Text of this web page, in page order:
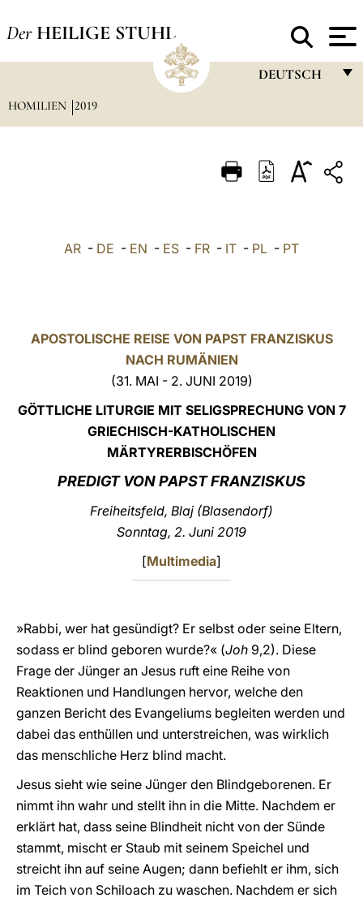
Der HEILIGE STUHL
DEUTSCH
ITALIANO
HOMILIEN 2019
AR - DE - EN - ES - FR - IT - PL - PT
APOSTOLISCHE REISE VON PAPST FRANZISKUS
NACH RUMÄNIEN
(31. MAI - 2. JUNI 2019)
GÖTTLICHE LITURGIE MIT SELIGSPRECHUNG VON 7
GRIECHISCH-KATHOLISCHEN
MÄRTYRERBISCHÖFEN
PREDIGTVON PAPST FRANZISKUS
Freiheitsfeld, Blaj (Blasendorf)
Sonntag, 2. Juni 2019
[Multimedia]
»Rabbi, wer hat gesündigt? Er selbst oder seine Eltern,
sodass er blind geboren wurde?« (Joh 9,2). Diese
Frage der Jünger an Jesus ruft eine Reihe von
Reaktionen und Handlungen hervor, welche den
ganzen Bericht des Evangeliums begleiten werden und
dabei das enthüllen und unterstreichen, was wirklich
das menschliche Herz blind macht.
Jesus sieht wie seine Jünger den Blindgeborenen. Er
nimmt ihn wahr und stellt ihn in die Mitte. Nachdem er
erklärt hat, dass seine Blindheit nicht von der Sünde
stammt, mischt er Staub mit seinem Speichel und
streicht ihn auf seine Augen; dann befiehlt er ihm, sich
im Teich von Schiloach zu waschen. Nachdem er sich